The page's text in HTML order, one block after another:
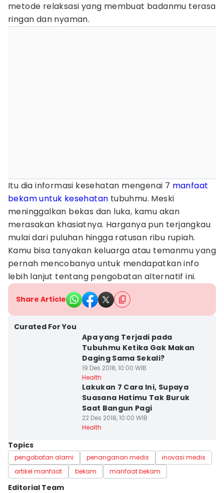
metode relaksasi yang membuat badanmu terasa
ringan dan nyaman.
Itu dia informasi kesehatan mengenai 7 manfaat
bekam untuk kesehatan tubuhmu. Meski
meninggalkan bekas dan luka, kamu akan
merasakan khasiatnya. Harganya pun terjangkau
mulai dari puluhan hingga ratusan ribu rupiah.
Kamu bisa tanyakan keluarga atau temanmu yang
pernah mencobanya untuk mendapatkan info
lebih lanjut tentang pengobatan alternatif ini.
Share Article
Curated For You
Apa yang Terjadi pada
Tubuhmu Ketika Gak Makan
Daging Sama Sekali?
19 Des 2018, 10:00 WIB
Health
Lakukan 7 Cara Ini, Supaya
Suasana Hatimu Tak Buruk
Saat Bangun Pagi
22 Des 2018, 10:00 WIB
Health
Topics
pengobatan alami penanganan medis
inovasi medis
artikel manfaat
bekam manfaat bekam
Editorial Team